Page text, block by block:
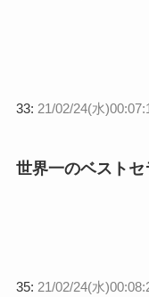
33: 21/02/24(水
世界一のベスト
35: 21/02/24(水